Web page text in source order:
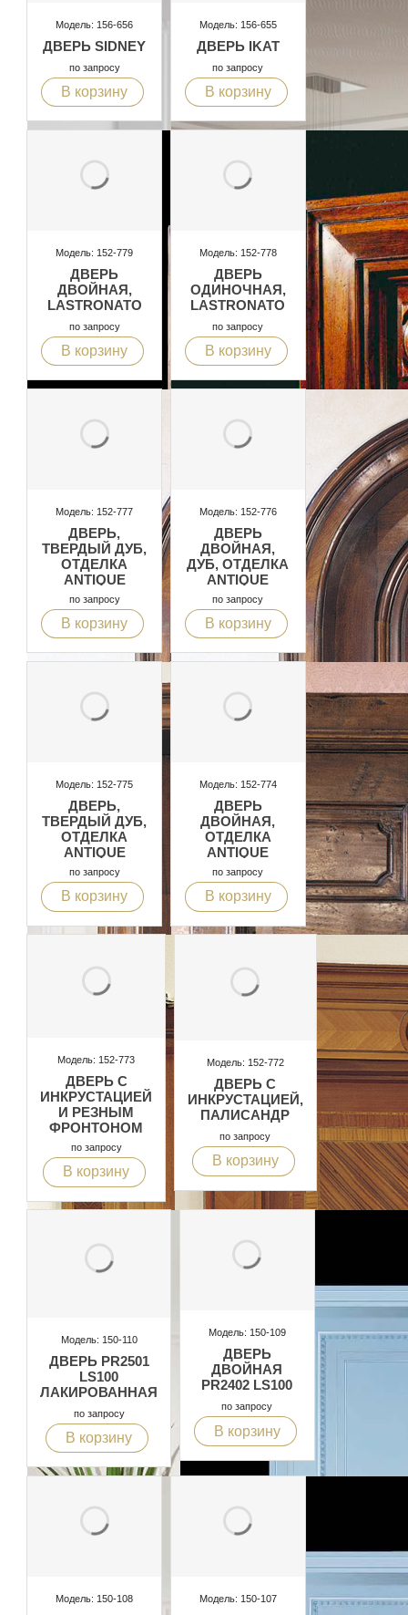
Модель: 156-656
ДВЕРЬ SIDNEY
по запросу
В корзину
Модель: 156-655
ДВЕРЬ IKAT
по запросу
В корзину
Модель: 152-779
ДВЕРЬ
ДВОЙНАЯ,
LASTRONATO
по запросу
В корзину
Модель: 152-778
ДВЕРЬ
ОДИНОЧНАЯ,
LASTRONATO
по запросу
В корзину
Модель: 152-777
ДВЕРЬ,
ТВЕРДЫЙ ДУБ,
ОТДЕЛКА
ANTIQUE
по запросу
В корзину
Модель: 152-776
ДВЕРЬ
ДВОЙНАЯ,
ДУБ, ОТДЕЛКА
ANTIQUE
по запросу
В корзину
Модель: 152-775
ДВЕРЬ,
ТВЕРДЫЙ ДУБ,
ОТДЕЛКА
ANTIQUE
по запросу
В корзину
Модель: 152-774
ДВЕРЬ
ДВОЙНАЯ,
ОТДЕЛКА
ANTIQUE
по запросу
В корзину
Модель: 152-773
ДВЕРЬ С
ИНКРУСТАЦИЕЙ
И РЕЗНЫМ
ФРОНТОНОМ
по запросу
В корзину
Модель: 152-772
ДВЕРЬ С
ИНКРУСТАЦИЕЙ,
ПАЛИСАНДР
по запросу
В корзину
Модель: 150-110
ДВЕРЬ PR2501
LS100
ЛАКИРОВАННАЯ
по запросу
В корзину
Модель: 150-109
ДВЕРЬ
ДВОЙНАЯ
PR2402 LS100
по запросу
В корзину
Модель: 150-108 Модель: 150-107